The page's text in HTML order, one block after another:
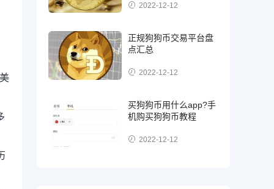
2022-12-12
正规狗狗币交易平台盘
点汇总
2022-12-12
买狗狗币用什么app?手
机购买狗狗币教程
2022-12-12